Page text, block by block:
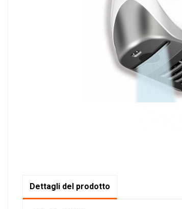
Dettagli del prodotto